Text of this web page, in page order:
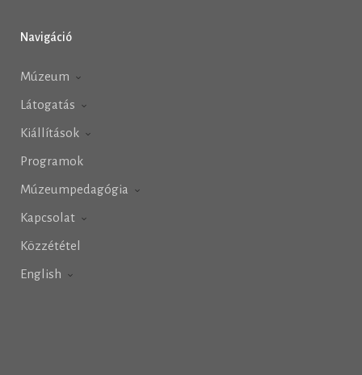
Navigáció
Múzeum
Látogatás
Kiállítások
Programok
Múzeumpedagógia
Kapcsolat
Közzététel
English